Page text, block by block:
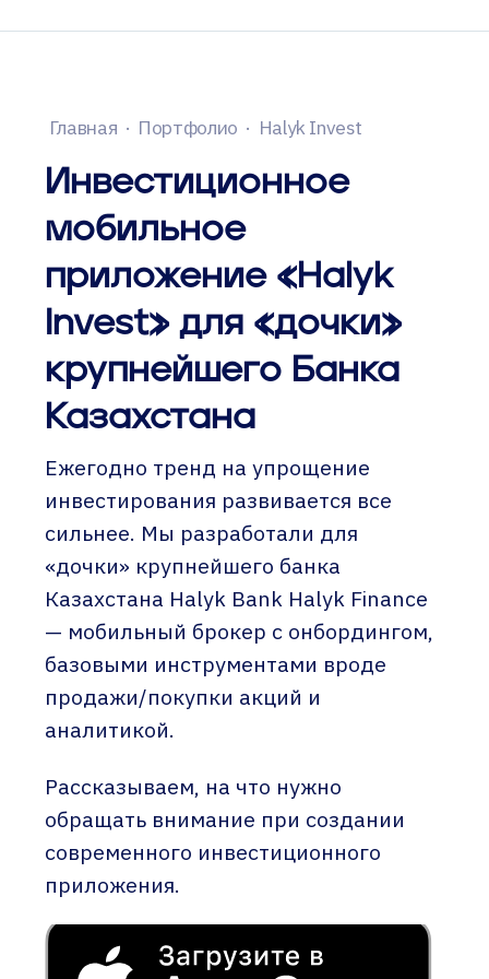
Главная · Портфолио · Halyk Invest
Инвестиционное
мобильное
приложение «Halyk
Invest» для «дочки»
крупнейшего Банка
Казахстана
Ежегодно тренд на упрощение
инвестирования развивается все
сильнее. Мы разработали для
«дочки» крупнейшего банка
Казахстана Halyk Bank Halyk Finance
— мобильный брокер с онбордингом,
базовыми инструментами вроде
продажи/покупки акций и
аналитикой.
Рассказываем, на что нужно
обращать внимание при создании
современного инвестиционного
приложения.